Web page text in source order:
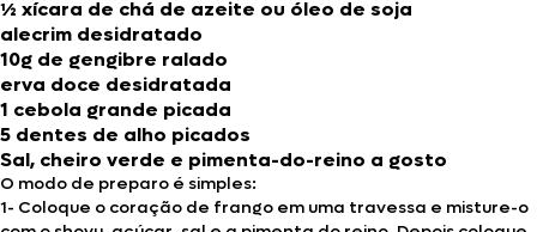
½ xícara de chá de azeite ou óleo de soja
alecrim desidratado
10g de gengibre ralado
erva doce desidratada
1 cebola grande picada
5 dentes de alho picados
Sal, cheiro verde e pimenta-do-reino a gosto
O modo de preparo é simples:
1- Coloque o coração de frango em uma travessa e misture-o